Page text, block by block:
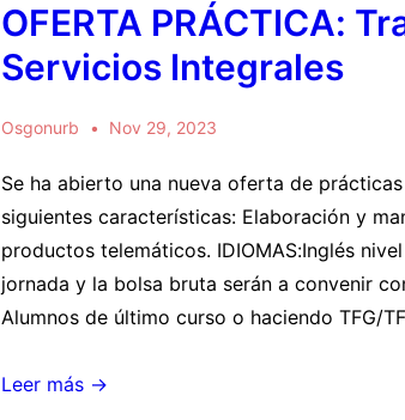
La
Marañosa
OFERTA PRÁCTICA:
Servicios Integrales
Osgonurb Nov 29, 2023
Se ha abierto una nueva oferta de
siguientes características: Elaboración y
productos telemáticos. IDIOMAS:Inglés
jornada y la bolsa bruta serán a convenir
Alumnos de último curso o haciendo TFG/
OFERTA
Leer más →